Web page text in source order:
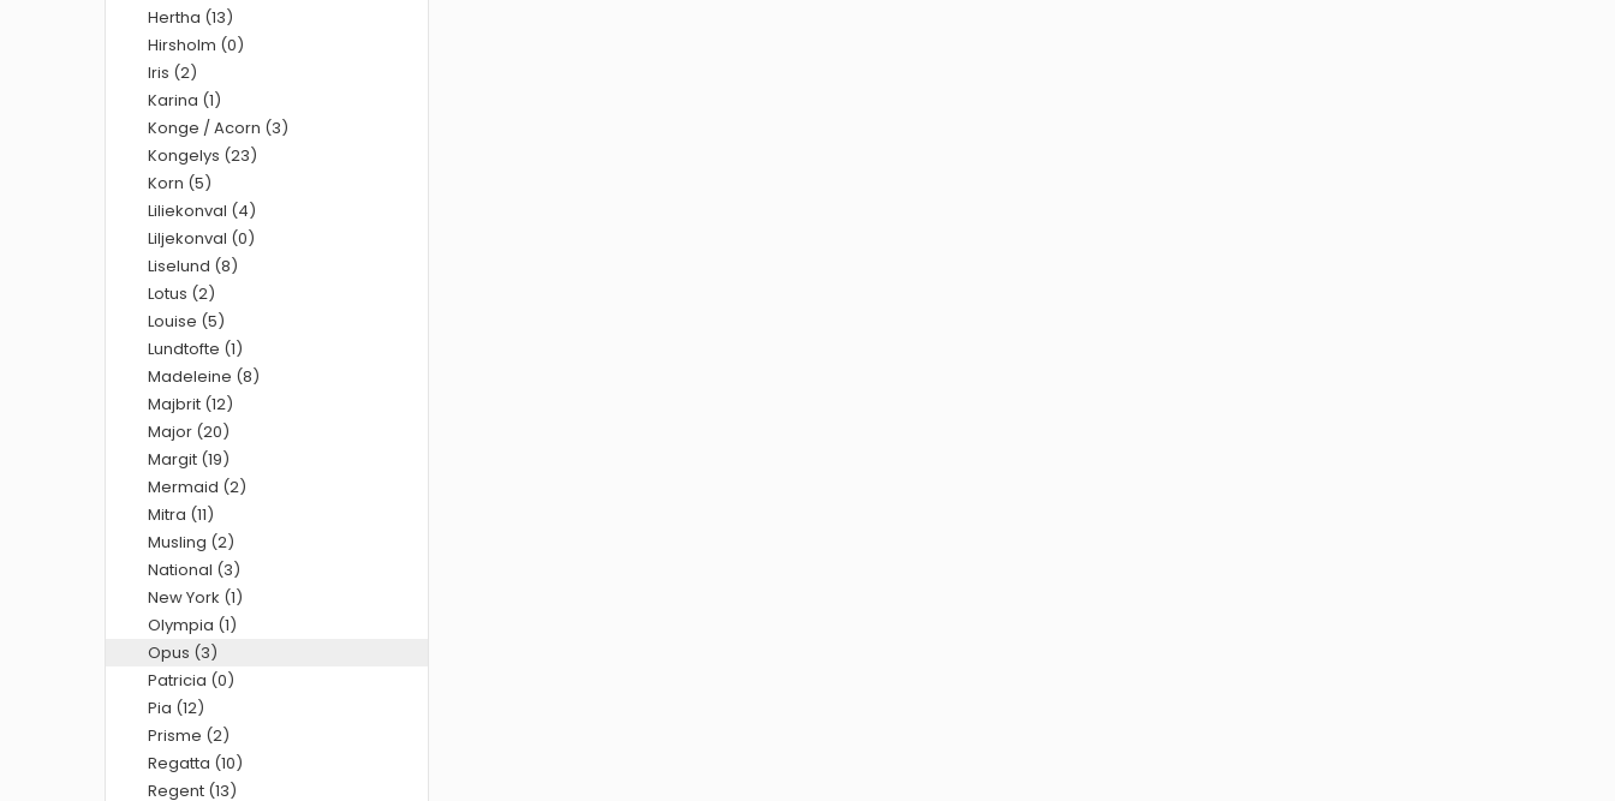
Hertha (13)
Hirsholm (0)
Iris (2)
Karina (1)
Konge / Acorn (3)
Kongelys (23)
Korn (5)
Liliekonval (4)
Liljekonval (0)
Liselund (8)
Lotus (2)
Louise (5)
Lundtofte (1)
Madeleine (8)
Majbrit (12)
Major (20)
Margit (19)
Mermaid (2)
Mitra (11)
Musling (2)
National (3)
New York (1)
Olympia (1)
Opus (3)
Patricia (0)
Pia (12)
Prisme (2)
Regatta (10)
Regent (13)